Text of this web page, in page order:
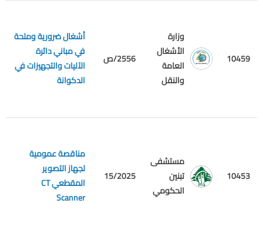
10459
وزارة
الأشغال
العامة
والنقل
2556/ص
أشغال ضرورية وملحة
في مباني دائرة
الآليات والتجهيزات في
الدكوانة
10453
مستشفى
تبنين
الحكومي
15/2025
مناقصة عمومية
لجهاز التصوير
المقطعي CT
Scanner